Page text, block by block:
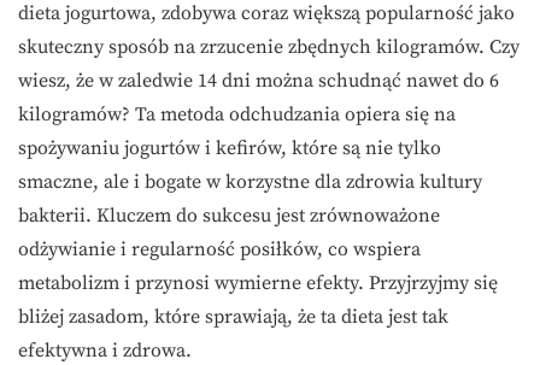
dieta jogurtowa, zdobywa coraz większą popularność jako
skuteczny sposób na zrzucenie zbędnych kilogramów. Czy
wiesz, że w zaledwie 14 dni można schudnąć nawet do 6
kilogramów? Ta metoda odchudzania opiera się na
spożywaniu jogurtów i kefirów, które są nie tylko
smaczne, ale i bogate w korzystne dla zdrowia kultury
bakterii. Kluczem do sukcesu jest zrównoważone
odżywianie i regularność posiłków, co wspiera
metabolizm i przynosi wymierne efekty. Przyjrzyjmy się
bliżej zasadom, które sprawiają, że ta dieta jest tak
efektywna i zdrowa.